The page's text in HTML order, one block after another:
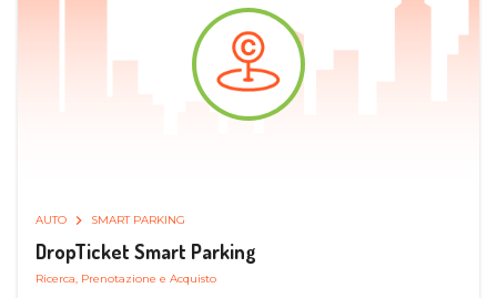
AUTO SMART PARKING
DropTicket Smart Parking
Ricerca, Prenotazione e Acquisto